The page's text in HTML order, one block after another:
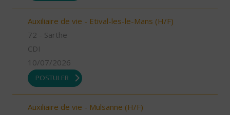
Auxiliaire de vie - Etival-les-le-Mans (H/F)
72 - Sarthe
CDI
10/07/2026
POSTULER
Auxiliaire de vie - Mulsanne (H/F)